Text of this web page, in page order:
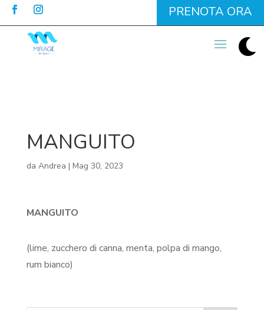
PRENOTA ORA

MANGUITO
da Andrea | Mag 30, 2023
MANGUITO
(lime, zucchero di canna, menta, polpa di mango,
rum bianco)